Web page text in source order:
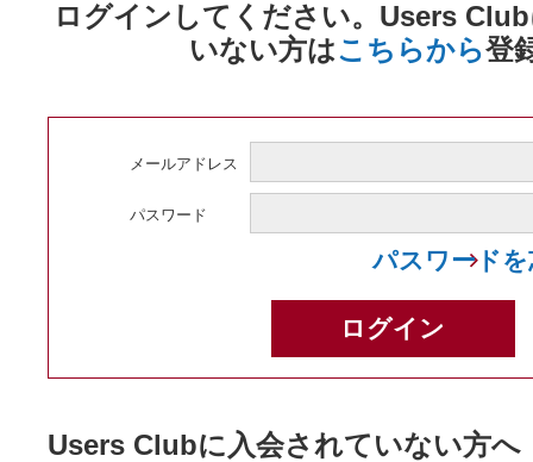
ログインしてください。Users
いない方はこちらから登
メールアドレス
パスワード
パスワード
Users Clubに入会されていない方へ